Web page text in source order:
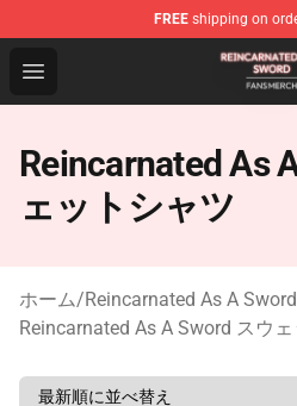
FREE shipping on
Open menu
Reincarnated As A Sword
Reincarnated As
ェットシャツ
ホーム/Reincarnated As A
Reincarnated As A Sword スウ